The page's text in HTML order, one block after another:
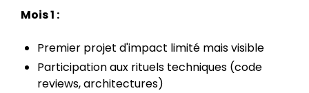
Mois 1 :
Premier projet d'impact limité mais visible
Participation aux rituels techniques (code
reviews, architectures)